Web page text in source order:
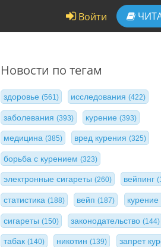
Войти
Новости по тегам
здоровье (561) исследования(422)
заболевания (393) курение(393)
медицина (385) вред курения(325)
борьба с курением (323)
электронные сигареты (260) вейпинг
статистика (188) вейп(187) курение
сигареты (150) законодательство(144)
табак (140) никотин(139) запрет